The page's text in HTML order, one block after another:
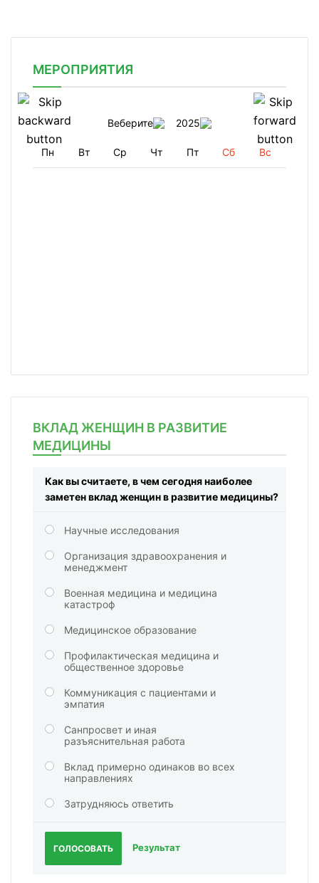
МЕРОПРИЯТИЯ
Веберите 2025
Пн Вт Ср Чт Пт Сб Вс
ВКЛАД ЖЕНЩИН В РАЗВИТИЕ
МЕДИЦИНЫ
Как вы считаете, в чем сегодня наиболее
заметен вклад женщин в развитие медицины?
Научные исследования
Организация здравоохранения и
менеджмент
Военная медицина и медицина
катастроф
Медицинское образование
Профилактическая медицина и
общественное здоровье
Коммуникация с пациентами и
эмпатия
Санпросвет и иная
разъяснительная работа
Вклад примерно одинаков во всех
направлениях
Затрудняюсь ответить
ГОЛОСОВАТЬ Результат